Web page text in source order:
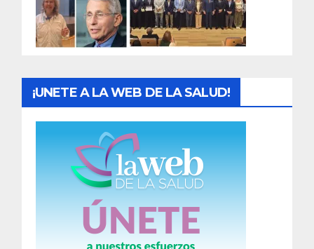
¡UNETE A LA WEB DE LA SALUD!